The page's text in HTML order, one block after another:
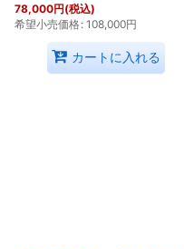
78,000円(税込)
希望小売価格: 108,000円
カートに入れる